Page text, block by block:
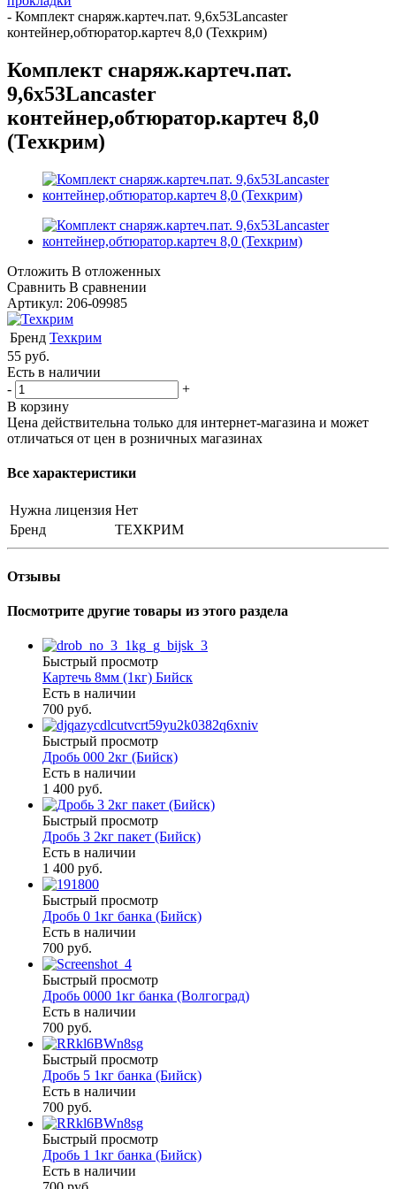
- Комплект снаряж.картеч.пат. 9,6х53Lancaster
контейнер,обтюратор.картеч 8,0 (Техкрим)
Комплект снаряж.картеч.пат.
9,6х53Lancaster
контейнер,обтюратор.картеч 8,0
(Техкрим)
Отложить В отложенных
Сравнить В сравнении
Артикул: 206-09985
Бренд Техкрим
55 руб.
Есть в наличии
-
+
В корзину
Цена действительна только для интернет-магазина и может
отличаться от цен в розничных магазинах
Все характеристики
Нужна лицензия Нет
Бренд
ТЕХКРИМ
Отзывы
Посмотрите другие товары из этого раздела
Быстрый просмотр
Картечь 8мм (1кг) Бийск
Есть в наличии
700 руб.
Быстрый просмотр
Дробь 000 2кг (Бийск)
Есть в наличии
1 400 руб.
Быстрый просмотр
Дробь 3 2кг пакет (Бийск)
Есть в наличии
1 400 руб.
Быстрый просмотр
Дробь 0 1кг банка (Бийск)
Есть в наличии
700 руб.
Быстрый просмотр
Дробь 0000 1кг банка (Волгоград)
Есть в наличии
700 руб.
Быстрый просмотр
Дробь 5 1кг банка (Бийск)
Есть в наличии
700 руб.
Быстрый просмотр
Дробь 1 1кг банка (Бийск)
Есть в наличии